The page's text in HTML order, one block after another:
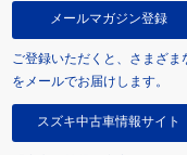
メールマガジン登録
ご登録いただくと、さまざま
をメールでお届けします。
スズキ中古車情報サイト